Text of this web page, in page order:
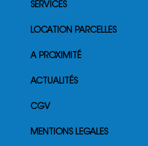
SERVICES
LOCATION PARCELLES
A PROXIMITÉ
ACTUALITÉS
CGV
MENTIONS LEGALES